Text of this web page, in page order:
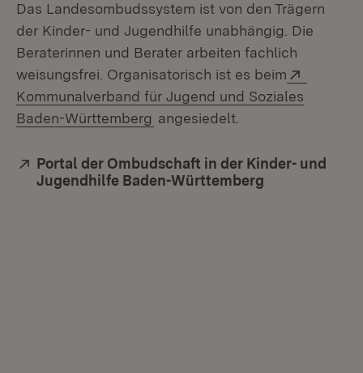
Das Landesombudssystem ist von den Trägern
der Kinder- und Jugendhilfe unabhängig. Die
Beraterinnen und Berater arbeiten fachlich
weisungsfrei. Organisatorisch ist es beim
Kommunalverband für Jugend und Soziales
Baden-Württemberg (Öffnet in neuem Fenster)
angesiedelt.
Extern:
Portal der Ombudschaft in der Kinder- und
Jugendhilfe Baden-Württemberg